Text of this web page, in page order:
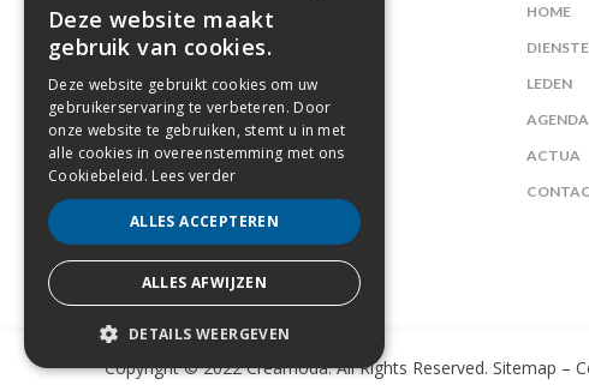
HOME
LEDEN
AGENDA
ACTUA
Copyright © 2022 Creamoda. All Rights Reserved. Sitemap –
Deze website maakt
gebruik van cookies.
Deze website gebruikt cookies om uw
gebruikerservaring te verbeteren. Door
onze website te gebruiken, stemt u in met
alle cookies in overeenstemming met ons
Cookiebeleid. Lees verder
ALLES ACCEPTEREN
ALLES AFWIJZEN
DETAILS WEERGEVEN
STRIKT NOODZAKELIJK